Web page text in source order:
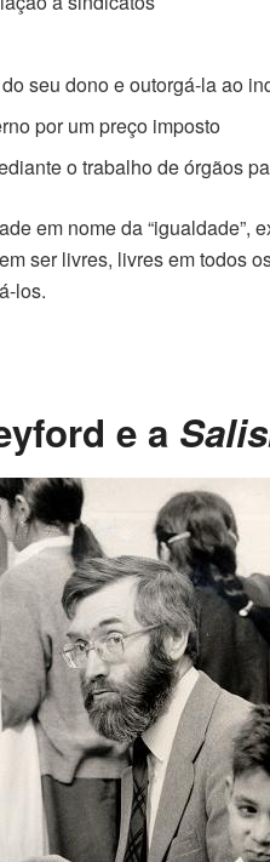
seu dono e outorgá-la ao
por um preço imposto
o trabalho de órgãos
em nome da “igualdade”,
ser livres, livres em todos
los.
e a